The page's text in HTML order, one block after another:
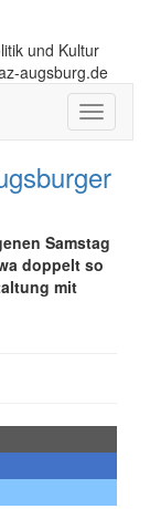
und Kultur
augsburg.de
Toggle
Samstag
doppelt so
mit